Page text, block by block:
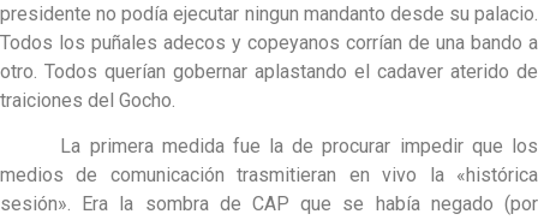
presidente no podía ejecutar ningun mandanto desde su palacio.
Todos los puñales adecos y copeyanos corrían de una bando a
otro. Todos querían gobernar aplastando el cadaver aterido de
traiciones del Gocho.
La primera medida fue la de procurar impedir que los
medios de comunicación trasmitieran en vivo la «histórica
sesión». Era la sombra de CAP que se había negado (por